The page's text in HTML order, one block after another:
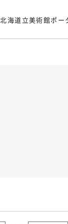
北海道立美術館ポー